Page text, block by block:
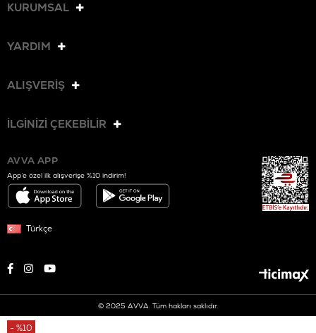
%10
KURUMSAL
YARDIM
ALIŞVERİŞ
İLGİNİZİ ÇEKEBİLİR
AVVA APP
App’e özel ilk alışverişe %10 indirim!
Türkçe
© 2025 AVVA. Tüm hakları saklıdır.